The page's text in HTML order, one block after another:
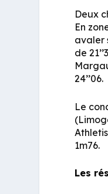
Deux
En
avaler
de
24’’06.
Le
1m76.
Les